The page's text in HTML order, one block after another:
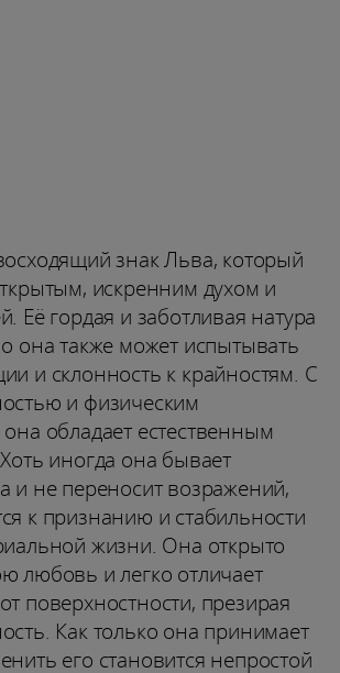
знак Льва, который
искренним духом и
Её гордая и заботливая натура
она также может испытывать
и склонность к крайностям. С
и физическим
обладает естественным
иногда она бывает
и не переносит возражений,
к признанию и стабильности
жизни. Она открыто
любовь и легко отличает
поверхностности, презирая
Как только она принимает
его становится непростой